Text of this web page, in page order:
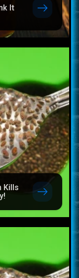
It
Kills